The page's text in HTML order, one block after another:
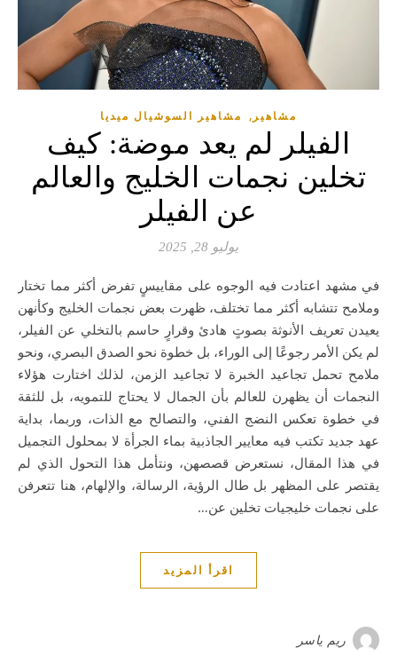
مشاهير , مشاهير السوشيال ميديا
الفيلر لم يعد موضة: كيف
تخلين نجمات الخليج والعالم
عن الفيلر
يوليو 28, 2025
في مشهد اعتادت فيه الوجوه على مقاييسٍ تفرض أكثر مما تختار
وملامح تتشابه أكثر مما تختلف، ظهرت بعض نجمات الخليج وكأنهن
يعيدن تعريف الأنوثة بصوتٍ هادئ وقرارٍ حاسم بالتخلي عن الفيلر،
لم يكن الأمر رجوعًا إلى الوراء، بل خطوة نحو الصدق البصري، ونحو
ملامح تحمل تجاعيد الخبرة لا تجاعيد الزمن، لذلك اختارت هؤلاء
النجمات أن يظهرن للعالم بأن الجمال لا يحتاج للتمويه، بل للثقة
في خطوة تعكس النضج الفني، والتصالح مع الذات، وربما، بداية
عهد جديد تكتب فيه معايير الجاذبية بماء الجرأة لا بمحلول التجميل
في هذا المقال، نستعرض قصصهن، ونتأمل هذا التحول الذي لم
يقتصر على المظهر بل طال الرؤية، الرسالة، والإلهام، هنا تتعرفن
على نجمات خليجيات تخلين عن…
اقرأ المزيد
ريم ياسر